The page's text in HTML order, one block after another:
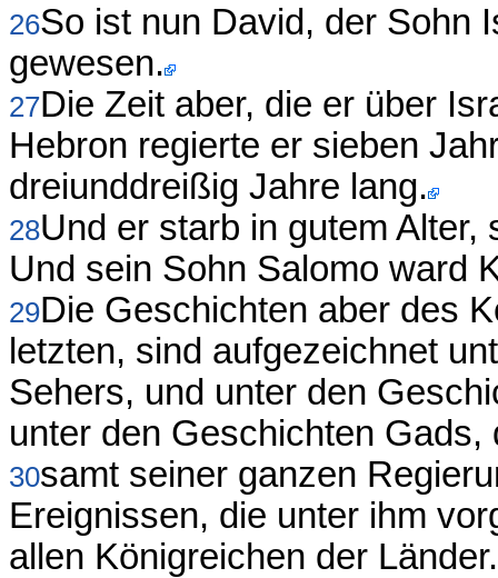
26So ist nun David, der Sohn
gewesen.
27Die Zeit aber, die er über
Hebron regierte er sieben
dreiunddreißig Jahre lang.
28Und er starb in gutem
Und sein Sohn Salomo ward
29Die Geschichten aber des
letzten, sind aufgezeichnet
Sehers, und unter den
unter den Geschichten Gads,
30samt seiner ganzen
Ereignissen, die unter ihm
allen Königreichen der Länder.